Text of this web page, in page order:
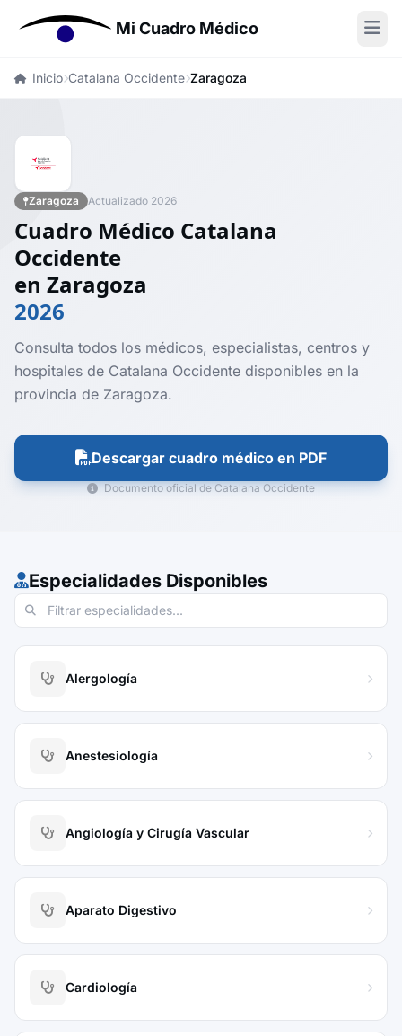
Mi Cuadro Médico
Inicio Catalana Occidente Zaragoza
Zaragoza Actualizado 2026
Cuadro Médico Catalana
Occidente
en Zaragoza
2026
Consulta todos los médicos, especialistas, centros y
hospitales de Catalana Occidente disponibles en la
provincia de Zaragoza.
Descargar cuadro médico en PDF
Documento oficial de Catalana Occidente
Especialidades Disponibles
Alergología
Anestesiología
Angiología y Cirugía Vascular
Aparato Digestivo
Cardiología